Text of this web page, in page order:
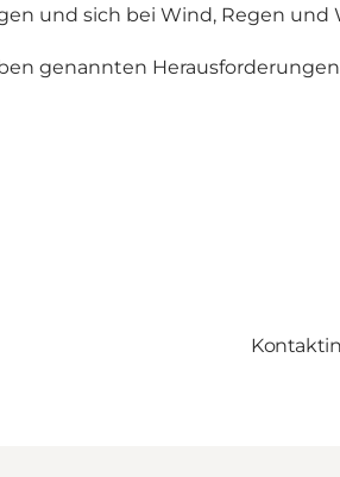
und sich bei Wind, Regen
genannten